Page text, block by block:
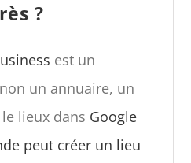
?
est un
un annuaire, un
lieux dans Google
peut créer un lieu